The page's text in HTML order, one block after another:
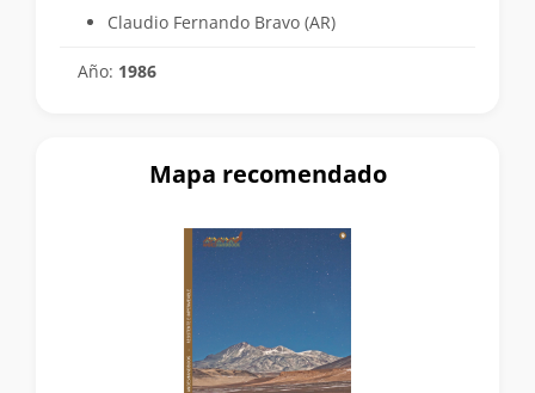
Claudio Fernando Bravo (AR)
Año: 1986
Mapa recomendado